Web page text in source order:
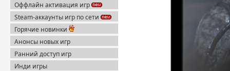
Оффлайн активация игр
Steam-аккаунты игр по сети
Горячие новинки
Анонсы новых игр
Ранний доступ игр
Инди игры